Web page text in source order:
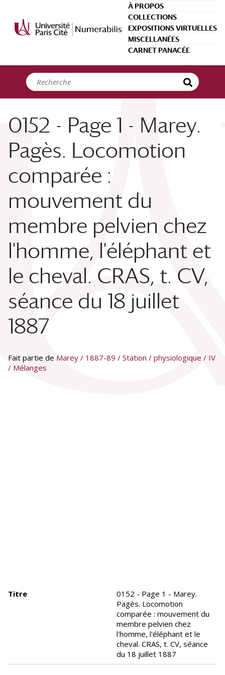
À PROPOS
COLLECTIONS
EXPOSITIONS VIRTUELLES
MISCELLANÉES
CARNET PANACÉE
0152 - Page 1 - Marey.
Pagès. Locomotion
comparée :
mouvement du
membre pelvien chez
l'homme, l'éléphant et
le cheval. CRAS, t. CV,
séance du 18 juillet
1887
Fait partie de Marey / 1887-89 / Station / physiologique / IV
/ Mélanges
Titre
0152 - Page 1 - Marey.
Pagès. Locomotion
comparée : mouvement du
membre pelvien chez
l'homme, l'éléphant et le
cheval. CRAS, t. CV, séance
du 18 juillet 1887